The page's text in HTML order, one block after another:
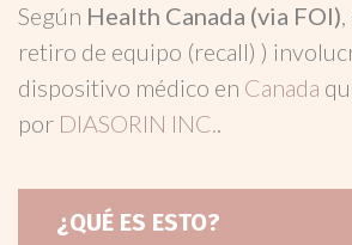
Según Health Canada (via FOI)
retiro de equipo (recall) )
dispositivo médico en Canada
por DIASORIN INC..
¿QUÉ ES ESTO?